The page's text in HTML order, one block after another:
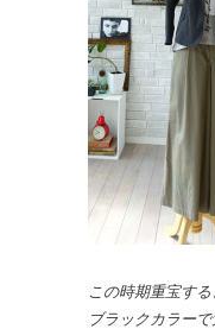
この時期重宝す
ブラックカラー